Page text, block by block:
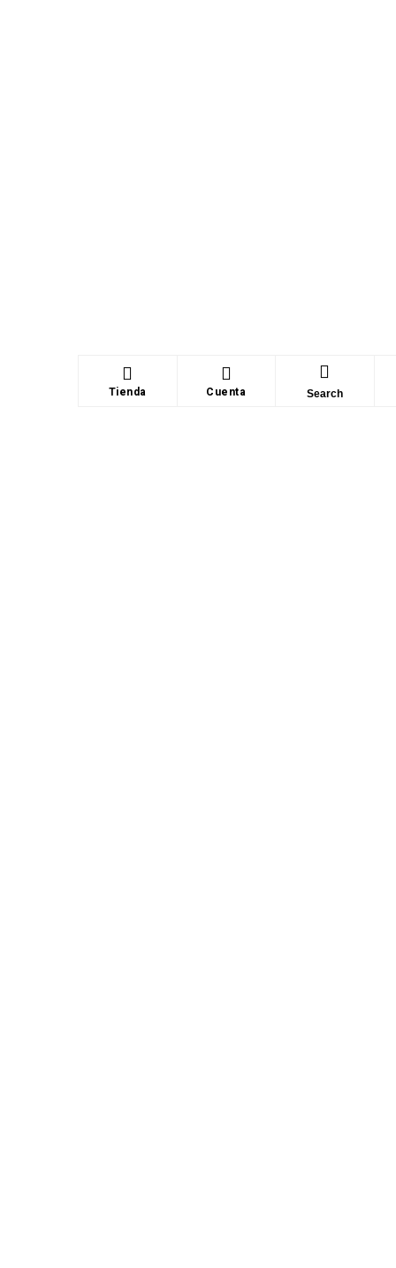
Tienda Cuenta Search